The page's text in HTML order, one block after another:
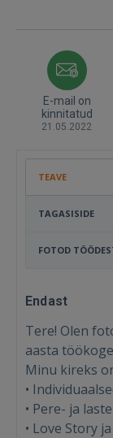
E-mail on
kinnitatud
21.05.2022
TEAVE
TAGASISIDE
FOTOD
Endast
Tere! Olen
aasta
Minu kireks
•
• Pere- ja
• Love Story